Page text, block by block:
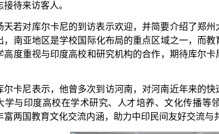
接待来访客人。
天若对库尔卡尼的到访表示欢迎，并简要介绍了郑
，南亚地区是学校国际化布局的重点区域之一，而
高度重视与印度高校和研究机构的合作，期待库尔
尔卡尼表示，他曾多次到访河南，对河南近年来的
学与印度高校在学术研究、人才培养、文化传播等
富两国教育文化交流内涵，助力中印民间友好交流与